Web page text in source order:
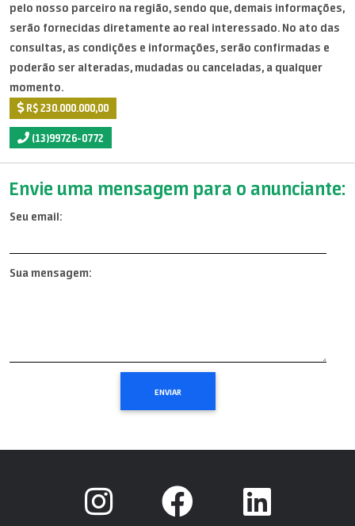
pelo nosso parceiro na região, sendo que, demais informações,
serão fornecidas diretamente ao real interessado. No ato das
consultas, as condições e informações, serão confirmadas e
poderão ser alteradas, mudadas ou canceladas, a qualquer
momento.
R$ 230.000.000,00
(13)99726-0772
Envie uma mensagem para o anunciante:
Seu email:
Sua mensagem: